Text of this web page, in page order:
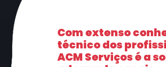
Com extenso
técnico dos
ACM Serviços é a